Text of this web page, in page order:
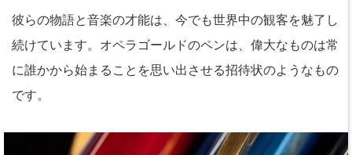
彼らの物語と音楽の才能は、今でも世界中の観客を魅了し
続けています。オペラゴールドのペンは、偉大なものは常
に誰かから始まることを思い出させる招待状のようなもの
です。